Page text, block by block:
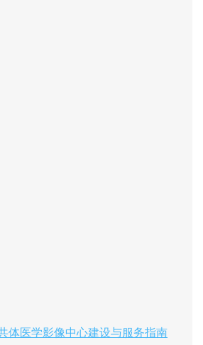
体医学影像中心建设与服务指南